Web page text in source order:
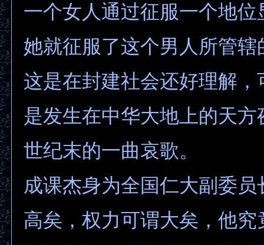
一个女人通过征服一个地位
她就征服了这个男人所管辖
这是在封建社会还好理解，
是发生在中华大地上的天方
世纪末的一曲哀歌。
成课杰身为全国仁大副委
高矣，权力可谓大矣，他究